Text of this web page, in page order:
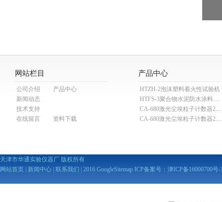
网站栏目
公司介绍
产品中心
新闻动态
技术支持
在线留言
资料下载
产品中心
HTZH-2泡沫塑料着火性试验机
HTFS-3聚合物水泥防水涂料分散机
CA-680激光尘埃粒子计数器28.3L
CA-680激光尘埃粒子
天津市华通实验仪器厂 版权所有
网站首页
新闻中心 联系我们 | 2016 GoogleSitemap ICP备案号： 津ICP备16000700号-